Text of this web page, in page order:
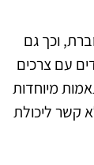
וכך גם
עם צרכים
מיוחדות
קשר ליכולת